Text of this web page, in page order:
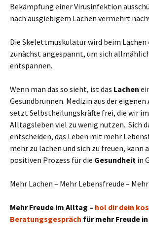
Bekämpfung einer Virusinfektion
nach ausgiebigem Lachen vermehrt
Die Skelettmuskulatur wird beim
zunächst angespannt, um sich
entspannen.
Wenn man das so sieht, ist das Lachen
Gesundbrunnen. Medizin aus der eigenen
setzt Selbstheilungskräfte frei, die wir
Alltagsleben viel zu wenig nutzen. Sich
entscheiden, das Leben mit mehr
mehr zu lachen und sich zu freuen, kann
positiven Prozess für die Gesundheit in
Mehr Lachen – Mehr Lebensfreude –
Mehr Freude im Alltag – hol dir dein
Beratungsgespräch für mehr Freude